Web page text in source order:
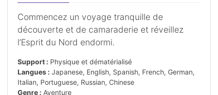
Commencez un voyage tranquille de
découverte et de camaraderie et réveillez
l’Esprit du Nord endormi.
Support : Physique et dématérialisé
Langues : Japanese, English, Spanish, French, German,
Italian, Portuguese, Russian, Chinese
Genre : Aventure